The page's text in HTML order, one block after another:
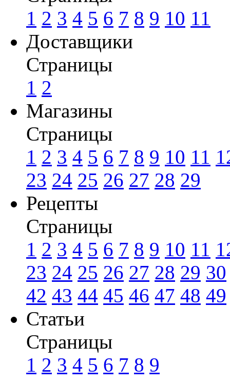
1 2 3 4 5 6 7 8 9 10 11
Доставщики
Страницы
1 2
Магазины
Страницы
1 2 3 4 5 6 7 8 9 10 11
23 24 25 26 27 28 29
Рецепты
Страницы
1 2 3 4 5 6 7 8 9 10 11
23 24 25 26 27 28 29 30
42 43 44 45 46 47 48 49
Статьи
Страницы
1 2 3 4 5 6 7 8 9